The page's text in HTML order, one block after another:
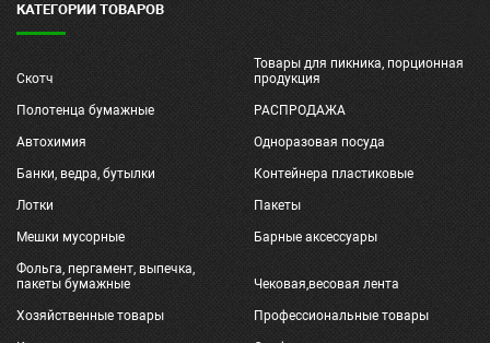
КАТЕГОРИИ ТОВАРОВ
Скотч
Товары для пикника, порционная
продукция
Полотенца бумажные РАСПРОДАЖА
Автохимия Одноразовая посуда
Банки, ведра, бутылки Контейнера пластиковые
Лотки Пакеты
Мешки мусорные Барные аксессуары
Фольга, пергамент, выпечка,
пакеты бумажные
Чековая,весовая лента
Хозяйственные товары Профессиональные товары